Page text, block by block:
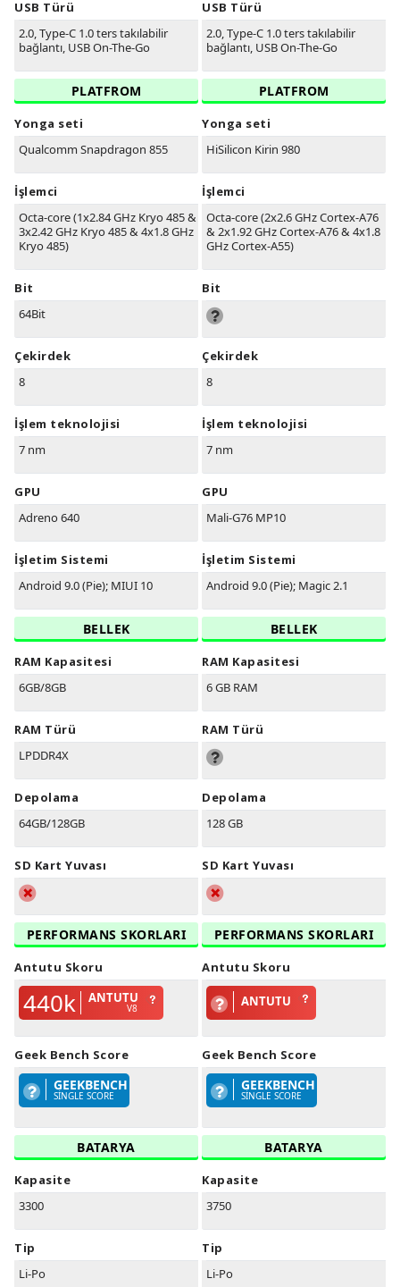
USB Türü
2.0, Type-C 1.0 ters takılabilir
bağlantı, USB On-The-Go
PLATFROM
Yonga seti
Qualcomm Snapdragon 855
İşlemci
Octa-core (1x2.84 GHz Kryo 485 &
3x2.42 GHz Kryo 485 & 4x1.8 GHz
Kryo 485)
Bit
64Bit
Çekirdek
8
İşlem teknolojisi
7 nm
GPU
Adreno 640
İşletim Sistemi
Android 9.0 (Pie); MIUI 10
BELLEK
RAM Kapasitesi
6GB/8GB
RAM Türü
LPDDR4X
Depolama
64GB/128GB
SD Kart Yuvası
PERFORMANS SKORLARI
Antutu Skoru
440k ANTUTU
V8
Geek Bench Score
GEEKBENCH
SINGLE SCORE
BATARYA
Kapasite
3300
Tip
Li-Po
USB Türü
2.0, Type-C 1.0 ters takılabilir
bağlantı, USB On-The-Go
PLATFROM
Yonga seti
HiSilicon Kirin 980
İşlemci
Octa-core (2x2.6 GHz Cortex-A76
& 2x1.92 GHz Cortex-A76 & 4x1.8
GHz Cortex-A55)
Bit
Çekirdek
8
İşlem teknolojisi
7 nm
GPU
Mali-G76 MP10
İşletim Sistemi
Android 9.0 (Pie); Magic 2.1
BELLEK
RAM Kapasitesi
6 GB RAM
RAM Türü
Depolama
128 GB
SD Kart Yuvası
PERFORMANS SKORLARI
Antutu Skoru
ANTUTU
Geek Bench Score
GEEKBENCH
SINGLE SCORE
BATARYA
Kapasite
3750
Tip
Li-Po